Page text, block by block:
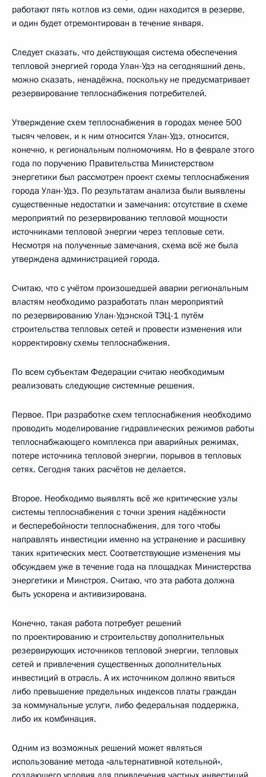
работают пять котлов из семи, один находится в резерве,
и один будет отремонтирован в течение января.
Следует сказать, что действующая система обеспечения
тепловой энергией города Улан-Удэ на сегодняшний день,
можно сказать, ненадёжна, поскольку не предусматривает
резервирование теплоснабжения потребителей.
Утверждение схем теплоснабжения в городах менее 500
тысяч человек, и к ним относится Улан-Удэ, относится,
конечно, к региональным полномочиям. Но в феврале этого
года по поручению Правительства Министерством
энергетики был рассмотрен проект схемы теплоснабжения
города Улан-Удэ. По результатам анализа были выявлены
существенные недостатки и замечания: отсутствие в схеме
мероприятий по резервированию тепловой мощности
источниками тепловой энергии через тепловые сети.
Несмотря на полученные замечания, схема всё же была
утверждена администрацией города.
Считаю, что с учётом произошедшей аварии региональным
властям необходимо разработать план мероприятий
по резервированию Улан-Удэнской ТЭЦ-1 путём
строительства тепловых сетей и провести изменения или
корректировку схемы теплоснабжения.
По всем субъектам Федерации считаю необходимым
реализовать следующие системные решения.
Первое. При разработке схем теплоснабжения необходимо
проводить моделирование гидравлических режимов работы
теплоснабжающего комплекса при аварийных режимах,
потере источника тепловой энергии, порывов в тепловых
сетях. Сегодня таких расчётов не делается.
Второе. Необходимо выявлять всё же критические узлы
системы теплоснабжения с точки зрения надёжности
и бесперебойности теплоснабжения, для того чтобы
направлять инвестиции именно на устранение и расшивку
таких критических мест. Соответствующие изменения мы
обсуждаем уже в течение года на площадках Министерства
энергетики и Минстроя. Считаю, что эта работа должна
быть ускорена и активизирована.
Конечно, такая работа потребует решений
по проектированию и строительству дополнительных
резервирующих источников тепловой энергии, тепловых
сетей и привлечения существенных дополнительных
инвестиций в отрасль. А их источником должно явиться
либо превышение предельных индексов платы граждан
за коммунальные услуги, либо федеральная поддержка,
либо их комбинация.
Одним из возможных решений может являться
использование метода «альтернативной котельной»,